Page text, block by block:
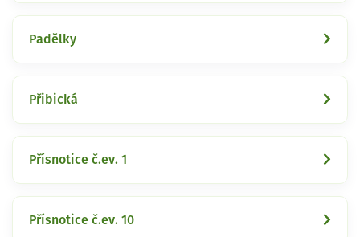
Padělky
Přibická
Přísnotice č.ev. 1
Přísnotice č.ev. 10